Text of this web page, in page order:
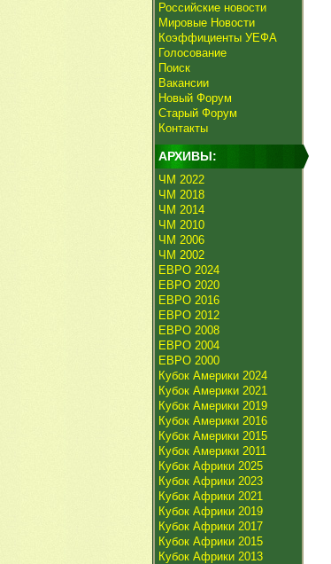
Российские новости
Мировые Новости
Коэффициенты УЕФА
Голосование
Поиск
Вакансии
Новый Форум
Старый Форум
Контакты
АРХИВЫ:
ЧМ 2022
ЧМ 2018
ЧМ 2014
ЧМ 2010
ЧМ 2006
ЧМ 2002
ЕВРО 2024
ЕВРО 2020
ЕВРО 2016
ЕВРО 2012
ЕВРО 2008
ЕВРО 2004
ЕВРО 2000
Кубок Америки 2024
Кубок Америки 2021
Кубок Америки 2019
Кубок Америки 2016
Кубок Америки 2015
Кубок Америки 2011
Кубок Африки 2025
Кубок Африки 2023
Кубок Африки 2021
Кубок Африки 2019
Кубок Африки 2017
Кубок Африки 2015
Кубок Африки 2013